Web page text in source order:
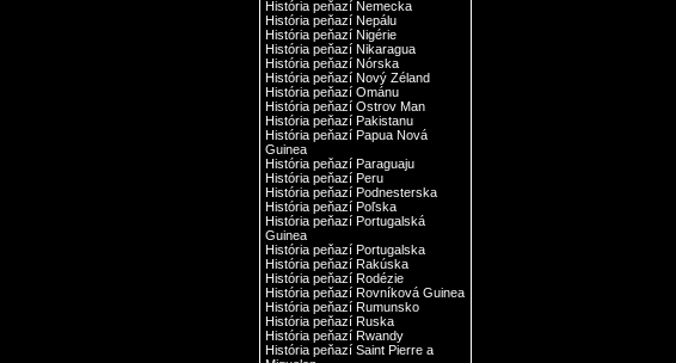
História peňazí Nemecka
História peňazí Nepálu
História peňazí Nigérie
História peňazí Nikaragua
História peňazí Nórska
História peňazí Nový Zéland
História peňazí Ománu
História peňazí Ostrov Man
História peňazí Pakistanu
História peňazí Papua Nová
Guinea
História peňazí Paraguaju
História peňazí Peru
História peňazí Podnesterska
História peňazí Poľska
História peňazí Portugalská
Guinea
História peňazí Portugalska
História peňazí Rakúska
História peňazí Rodézie
História peňazí Rovníková Guinea
História peňazí Rumunsko
História peňazí Ruska
História peňazí Rwandy
História peňazí Saint Pierre a